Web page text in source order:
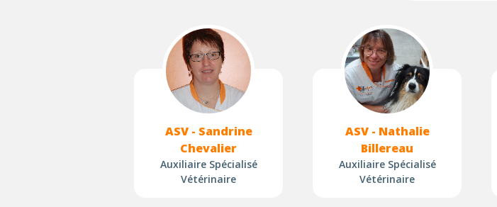
ASV - Sandrine
Chevalier
Auxiliaire Spécialisé
Vétérinaire
ASV - Nathalie
Billereau
Auxiliaire Spécialisé
Vétérinaire